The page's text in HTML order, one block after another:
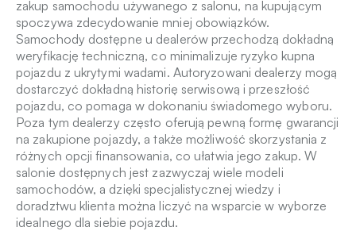
zakup samochodu używanego z salonu, na kupującym
spoczywa zdecydowanie mniej obowiązków.
Samochody dostępne u dealerów przechodzą dokładną
weryfikację techniczną, co minimalizuje ryzyko kupna
pojazdu z ukrytymi wadami. Autoryzowani dealerzy mogą
dostarczyć dokładną historię serwisową i przeszłość
pojazdu, co pomaga w dokonaniu świadomego wyboru.
Poza tym dealerzy często oferują pewną formę gwarancji
na zakupione pojazdy, a także możliwość skorzystania z
różnych opcji finansowania, co ułatwia jego zakup. W
salonie dostępnych jest zazwyczaj wiele modeli
samochodów, a dzięki specjalistycznej wiedzy i
doradztwu klienta można liczyć na wsparcie w wyborze
idealnego dla siebie pojazdu.